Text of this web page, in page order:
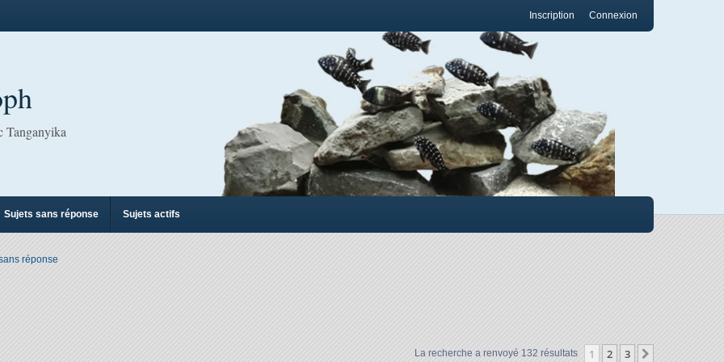
Connexion
Inscription
Tanganyika
Sujets sans réponse Sujets actifs
réponse
La recherche a renvoyé 132 résultats 1 2 3